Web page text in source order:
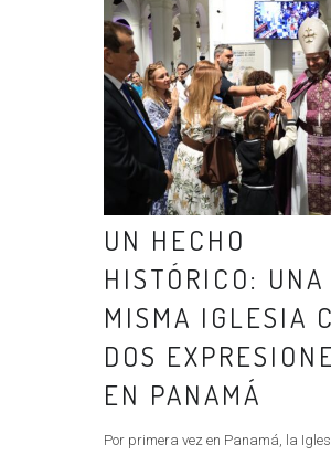
UN HECHO
HISTÓRICO: UNA
MISMA IGLESIA
DOS
EN PANAMÁ
Por primera vez en Panamá, la